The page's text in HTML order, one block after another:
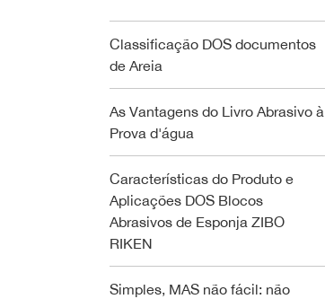
Classificação DOS documentos
de Areia
As Vantagens do Livro Abrasivo à
Prova d'água
Características do Produto e
Aplicações DOS Blocos
Abrasivos de Esponja ZIBO
RIKEN
Simples, MAS não fácil: não